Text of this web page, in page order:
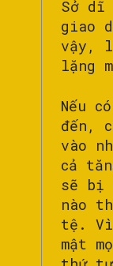
Sở dĩ
giao
vậy,
lặng
Nếu
đến,
vào
cả
sẽ bị
nào
tệ.
mật